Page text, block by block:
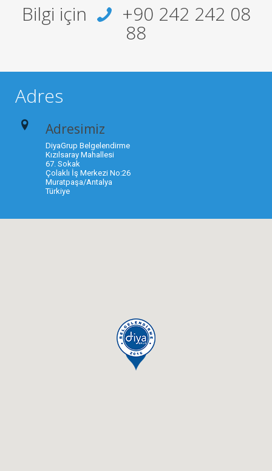
Bilgi için +90 242 242 08
88
Adres
Adresimiz
DiyaGrup Belgelendirme
Kızılsaray Mahallesi
67. Sokak
Çolaklı İş Merkezi No:26
Muratpaşa/Antalya
Türkiye